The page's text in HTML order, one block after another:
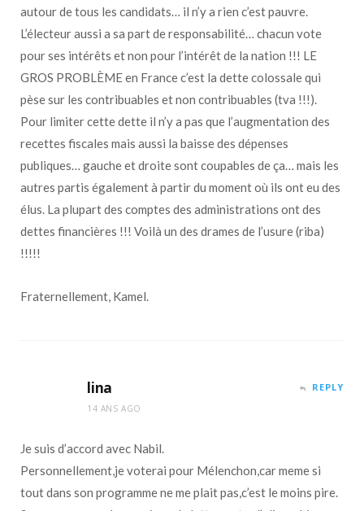
autour de tous les candidats… il n’y a rien c’est pauvre.
L’électeur aussi a sa part de responsabilité… chacun vote
pour ses intérêts et non pour l’intérêt de la nation !!! LE
GROS PROBLÈME en France c’est la dette colossale qui
pèse sur les contribuables et non contribuables (tva !!!).
Pour limiter cette dette il n’y a pas que l’augmentation des
recettes fiscales mais aussi la baisse des dépenses
publiques… gauche et droite sont coupables de ça… mais les
autres partis également à partir du moment où ils ont eu des
élus. La plupart des comptes des administrations ont des
dettes financières !!! Voilà un des drames de l’usure (riba)
!!!!!
Fraternellement, Kamel.
lina
14 ANS AGO
REPLY
Je suis d’accord avec Nabil.
Personnellement,je voterai pour Mélenchon,car meme si
tout dans son programme ne me plait pas,c’est le moins pire.